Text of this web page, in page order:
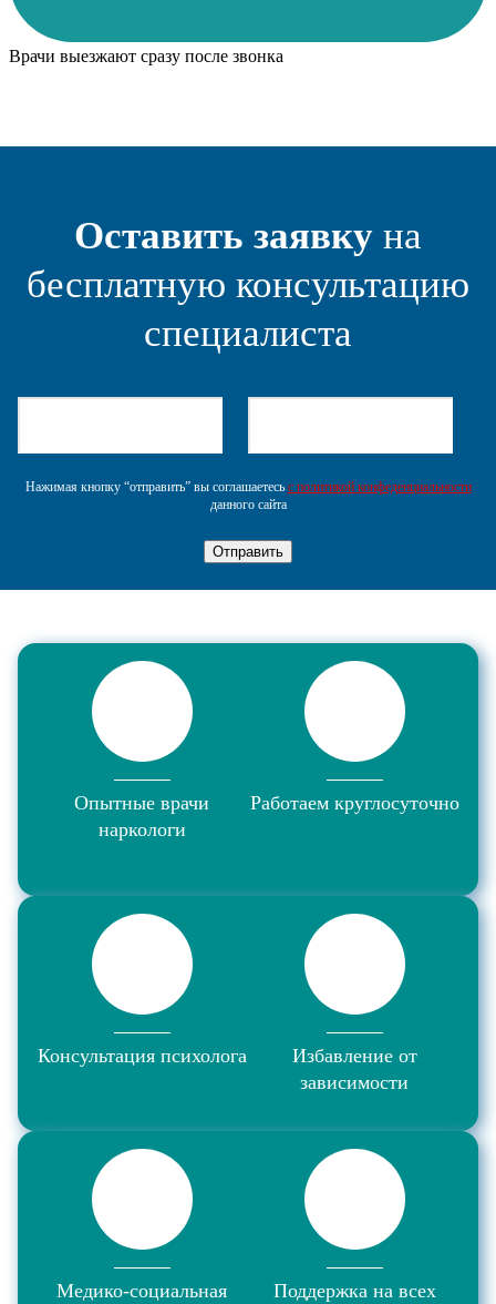
Врачи выезжают сразу после звонка
Оставить заявку на
бесплатную консультацию
специалиста
Нажимая кнопку “отправить” вы соглашаетесь с политикой конфеденциальности
данного сайта
Отправить
Опытные врачи
наркологи
Работаем круглосуточно
Консультация психолога
Избавление от
зависимости
Медико-социальная
Поддержка на всех